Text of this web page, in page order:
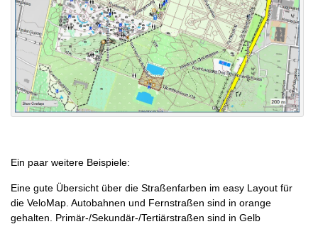
Ein paar weitere Beispiele:
Eine gute Übersicht über die Straßenfarben im easy Layout für
die VeloMap. Autobahnen und Fernstraßen sind in orange
gehalten. Primär-/Sekundär-/Tertiärstraßen sind in Gelb